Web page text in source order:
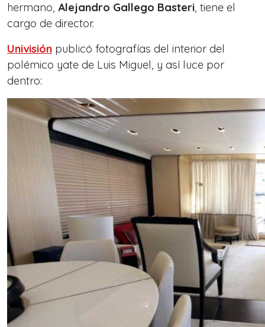
hermano, Alejandro Gallego Basteri, tiene el
cargo de director.
Univisión publicó fotografías del interior del
polémico yate de Luis Miguel, y así luce por
dentro: